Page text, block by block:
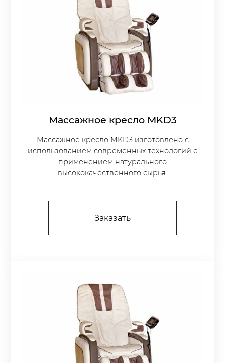
Массажное кресло МKD3
Массажное кресло МKD3 изготовлено с
использованием современных технологий с
применением натурального
высококачественного сырья.
Заказать